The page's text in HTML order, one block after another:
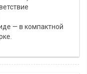
— в компактной